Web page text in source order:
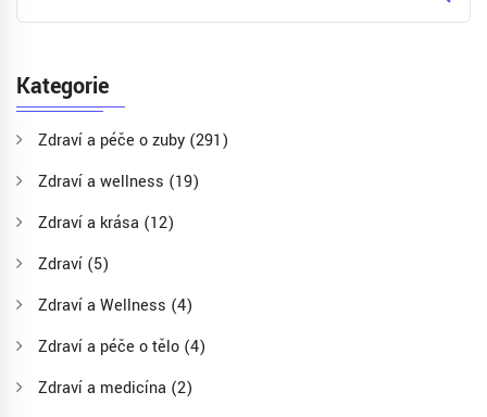
Kategorie
Zdraví a péče o zuby (291)
Zdraví a wellness (19)
Zdraví a krása (12)
Zdraví (5)
Zdraví a Wellness (4)
Zdraví a péče o tělo (4)
Zdraví a medicína (2)